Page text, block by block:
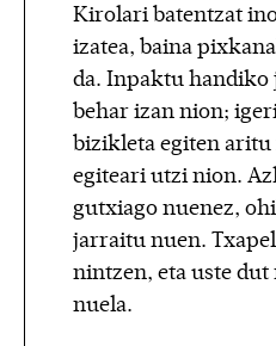
Kirolari batentzat
izatea, baina
da. Inpaktu
behar izan nion;
bizikleta egiten
egiteari utzi nion.
gutxiago nuenez,
jarraitu nuen.
nintzen, eta uste
nuela.